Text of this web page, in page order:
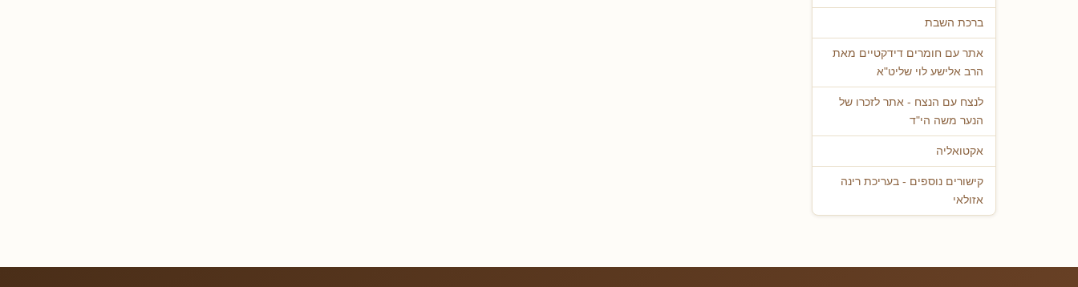
ברכת השבת
אתר עם חומרים דידקטיים מאת
הרב אלישע לוי שליט"א
לנצח עם הנצח - אתר לזכרו של
הנער משה הי"ד
אקטואליה
קישורים נוספים - בעריכת רינה
אזולאי